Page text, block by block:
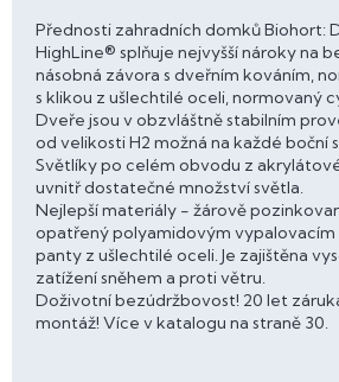
Přednosti zahradních domků Biohort:
HighLine® splňuje nejvyšší nároky na
násobná závora s dveřním kováním,
s klikou z ušlechtilé oceli, normovaný
Dveře jsou v obzvláštně stabilním
od velikosti H2 možná na každé boční
Světlíky po celém obvodu z
uvnitř dostatečné množství světla.
Nejlepší materiály - žárově
opatřený polyamidovým vypalovacím
panty z ušlechtilé oceli. Je zajištěna
zatížení sněhem a proti větru.
Doživotní bezúdržbovost! 20 let
montáž! Více v katalogu na straně 30.